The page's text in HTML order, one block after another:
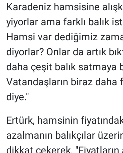
Karadeniz hamsisine
yiyorlar ama farklı balık
Hamsi var dediğimiz
diyorlar? Onlar da artık
daha çeşit balık satmaya
Vatandaşların biraz daha
diye."
Ertürk, hamsinin
azalmanın balıkçılar
dikkat çekerek, "Fiyatların